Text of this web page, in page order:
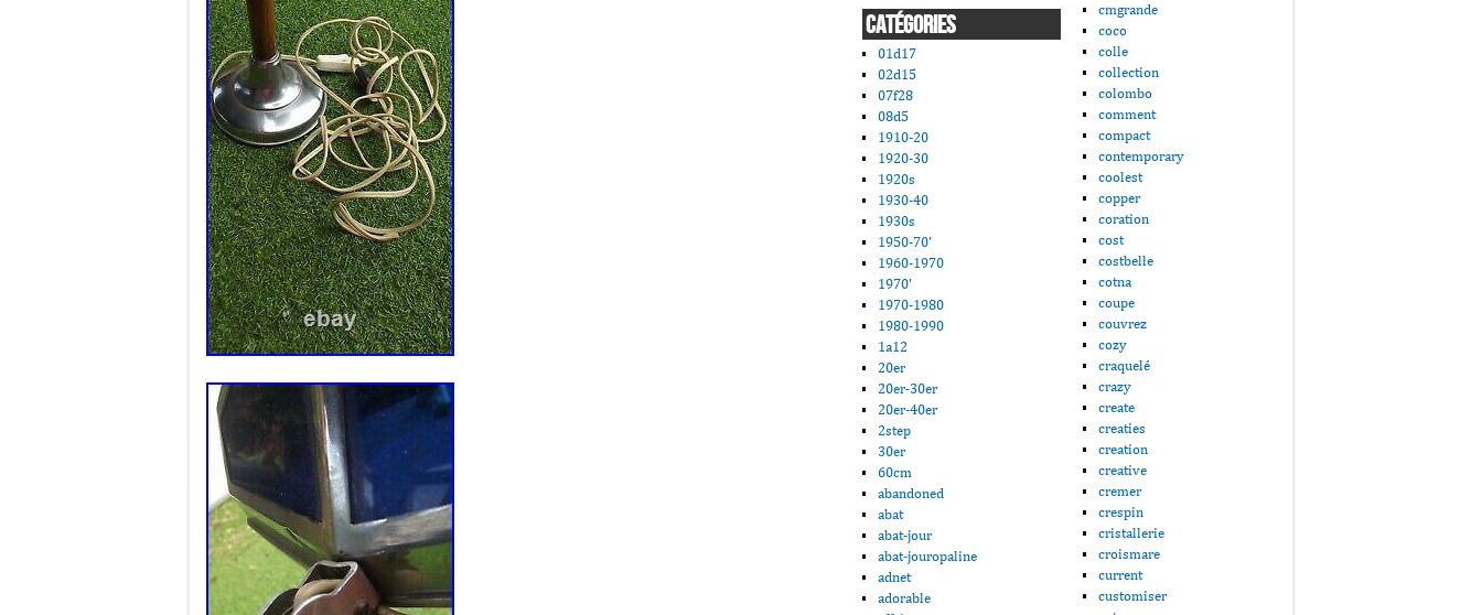
CATÉGORIES
01d17
02d15
07f28
08d5
1910-20
1920-30
1920s
1930-40
1930s
1950-70'
1960-1970
1970'
1970-1980
1980-1990
1a12
20er
20er-30er
20er-40er
2step
30er
60cm
abandoned
abat
abat-jour
abat-jouropaline
adnet
adorable
cmgrande
coco
colle
collection
colombo
comment
compact
contemporary
coolest
copper
coration
cost
costbelle
cotna
coupe
couvrez
cozy
craquelé
crazy
create
creaties
creation
creative
cremer
crespin
cristallerie
croismare
current
customiser